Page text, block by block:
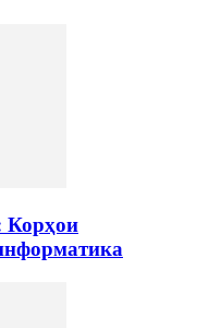
Корҳои